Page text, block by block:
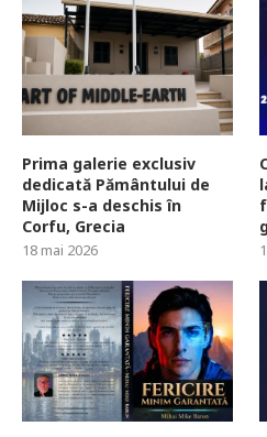
Prima galerie exclusiv
dedicată Pământului de
Mijloc s-a deschis în
Corfu, Grecia
18 mai 2026